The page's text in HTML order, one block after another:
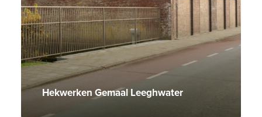
Hekwerken Gemaal Leeghwater